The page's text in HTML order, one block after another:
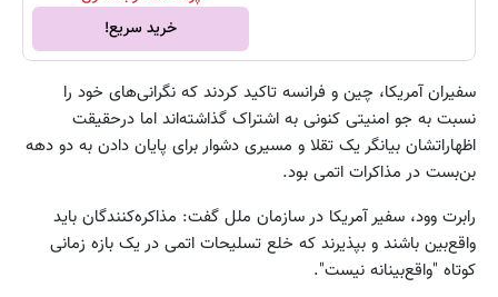
خرید سریع!
سفیران آمریکا، چین و فرانسه تاکید کردند که نگرانی‌های خود را
نسبت به جو امنیتی کنونی به اشتراک گذاشته‌اند اما درحقیقت
اظهاراتشان بیانگر یک تقلا و مسیری دشوار برای پایان دادن به دو دهه
بن‌بست در مذاکرات اتمی بود.
رابرت وود، سفیر آمریکا در سازمان ملل گفت: مذاکره‌کنندگان باید
واقع‌بین باشند و بپذیرند که خلع تسلیحات اتمی در یک بازه زمانی
کوتاه "واقع‌بینانه نیست".